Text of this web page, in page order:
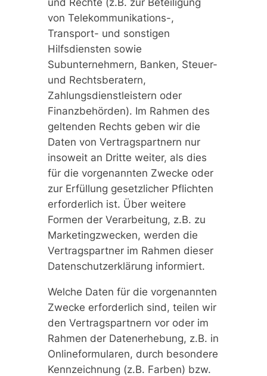
und Rechte (z.B. zur Beteiligung
von Telekommunikations-,
Transport- und sonstigen
Hilfsdiensten sowie
Subunternehmern, Banken, Steuer-
und Rechtsberatern,
Zahlungsdienstleistern oder
Finanzbehörden). Im Rahmen des
geltenden Rechts geben wir die
Daten von Vertragspartnern nur
insoweit an Dritte weiter, als dies
für die vorgenannten Zwecke oder
zur Erfüllung gesetzlicher Pflichten
erforderlich ist. Über weitere
Formen der Verarbeitung, z.B. zu
Marketingzwecken, werden die
Vertragspartner im Rahmen dieser
Datenschutzerklärung informiert.
Welche Daten für die vorgenannten
Zwecke erforderlich sind, teilen wir
den Vertragspartnern vor oder im
Rahmen der Datenerhebung, z.B. in
Onlineformularen, durch besondere
Kennzeichnung (z.B. Farben) bzw.